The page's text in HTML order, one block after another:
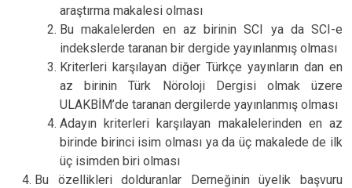
araştırma makalesi olması
Bu makalelerden en az birinin SCI ya da SCI-e
indekslerde taranan bir dergide yayınlanmış olması
Kriterleri karşılayan diğer Türkçe yayınların dan en
az birinin Türk Nöroloji Dergisi olmak üzere
ULAKBİM’de taranan dergilerde yayınlanmış olması
Adayın kriterleri karşılayan makalelerinden en az
birinde birinci isim olması ya da üç makalede de ilk
üç isimden biri olması
Bu özellikleri dolduranlar Derneğinin üyelik başvuru